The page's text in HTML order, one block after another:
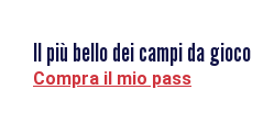
Il più bello dei campi da gioco
Compra il mio pass